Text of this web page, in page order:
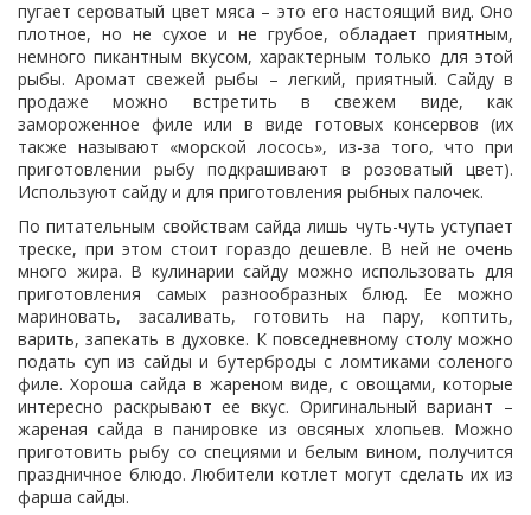
пугает сероватый цвет мяса – это его настоящий вид. Оно
плотное, но не сухое и не грубое, обладает приятным,
немного пикантным вкусом, характерным только для этой
рыбы. Аромат свежей рыбы – легкий, приятный. Сайду в
продаже можно встретить в свежем виде, как
замороженное филе или в виде готовых консервов (их
также называют «морской лосось», из-за того, что при
приготовлении рыбу подкрашивают в розоватый цвет).
Используют сайду и для приготовления рыбных палочек.
По питательным свойствам сайда лишь чуть-чуть уступает
треске, при этом стоит гораздо дешевле. В ней не очень
много жира. В кулинарии сайду можно использовать для
приготовления самых разнообразных блюд. Ее можно
мариновать, засаливать, готовить на пару, коптить,
варить, запекать в духовке. К повседневному столу можно
подать суп из сайды и бутерброды с ломтиками соленого
филе. Хороша сайда в жареном виде, с овощами, которые
интересно раскрывают ее вкус. Оригинальный вариант –
жареная сайда в панировке из овсяных хлопьев. Можно
приготовить рыбу со специями и белым вином, получится
праздничное блюдо. Любители котлет могут сделать их из
фарша сайды.